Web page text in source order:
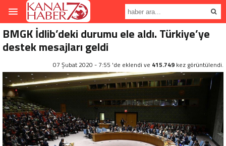
BMGK İdlib’deki durumu ele aldı. Türkiye’ye
destek mesajları geldi
07 Şubat 2020 - 7:55 'de eklendi ve 415.749 kez görüntülendi.